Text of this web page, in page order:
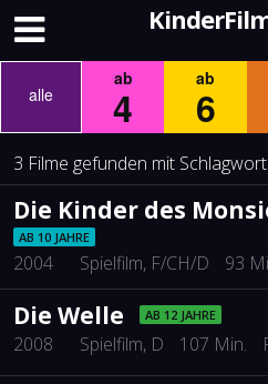
alle
ab
4
ab
6
3 Filme gefunden mit Schlagwort:
Die Kinder des
AB 10 JAHRE
2004 Spielfilm, F/CH/D 93
Die Welle AB 12 JAHRE
2008 Spielfilm, D 107 Min.